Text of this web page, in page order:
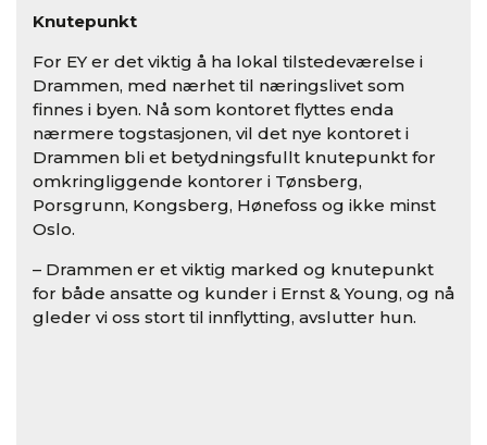
Knutepunkt
For EY er det viktig å ha lokal tilstedeværelse i
Drammen, med nærhet til næringslivet som
finnes i byen. Nå som kontoret flyttes enda
nærmere togstasjonen, vil det nye kontoret i
Drammen bli et betydningsfullt knutepunkt for
omkringliggende kontorer i Tønsberg,
Porsgrunn, Kongsberg, Hønefoss og ikke minst
Oslo.
– Drammen er et viktig marked og knutepunkt
for både ansatte og kunder i Ernst & Young, og nå
gleder vi oss stort til innflytting, avslutter hun.